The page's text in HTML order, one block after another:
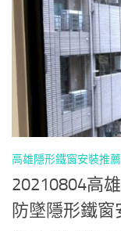
高雄隱形鐵窗安裝推薦
20210804高
防墜隱形鐵